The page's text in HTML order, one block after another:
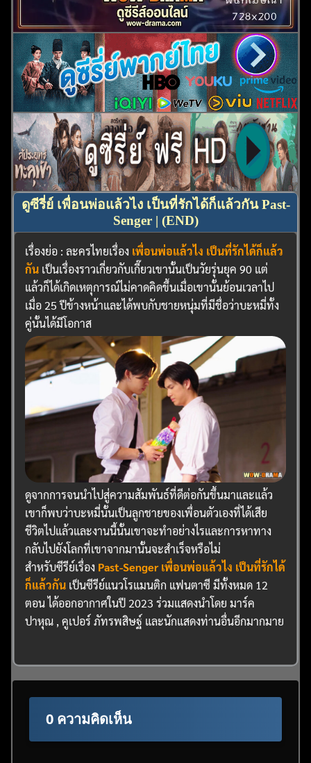
ดูซีรี่ย์ เพื่อนพ่อแล้วไง เป็นที่รักได้ก็แล้วกัน Past-
Senger | (END)
เรื่องย่อ : ละครไทยเรื่อง เพื่อนพ่อแล้วไง เป็นที่รักได้ก็แล้ว
กัน เป็นเรื่องราวเกี่ยวกับเกี๊ยวเขานั้นเป็นวัยรุ่นยุค 90 แต่
แล้วก็ได้เกิดเหตุการณ์ไม่คาดคิดขึ้นเมื่อเขานั้นย้อนเวลาไป
เมื่อ 25 ปีข้างหน้าและได้พบกับชายหนุ่มที่มีชื่อว่าบะหมี่ทั้ง
คู่นั้นได้มีโอกาส
ดูจากการจนนำไปสู่ความสัมพันธ์ที่ดีต่อกันขึ้นมาและแล้ว
เขาก็พบว่าบะหมี่นั้นเป็นลูกชายของเพื่อนตัวเองที่ได้เสีย
ชีวิตไปแล้วและงานนี้นั้นเขาจะทำอย่างไรและการหาทาง
กลับไปยังโลกที่เขาจากมานั้นจะสำเร็จหรือไม่
สำหรับซีรีย์เรื่อง Past-Senger เพื่อนพ่อแล้วไง เป็นที่รักได้
ก็แล้วกัน เป็นซีรีย์แนวโรแมนติก แฟนตาซี มีทั้งหมด 12
ตอน ได้ออกอากาศในปี 2023 ร่วมแสดงนำโดย มาร์ค
ปาหุณ , คูเปอร์ ภัทรพสิษฐ์ และนักแสดงท่านอื่นอีกมากมาย
0 ความคิดเห็น